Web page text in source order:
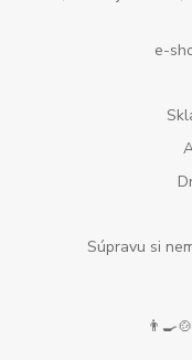
e-
Súpravu si
👨‍🍳🍲